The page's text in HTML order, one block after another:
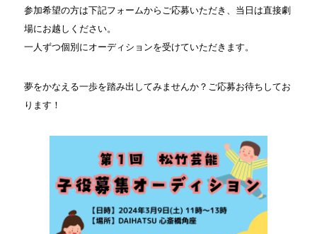
参加希望の方は下記フォームからご応募いただき、当日は直接劇
場にお越しください。
一人ずつ個別にオーディションを受けていただきます。
夢をかなえる一歩を踏み出してみませんか？ご応募お待ちしてお
ります！